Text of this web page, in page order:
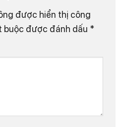
được hiển thị công
buộc được đánh dấu *